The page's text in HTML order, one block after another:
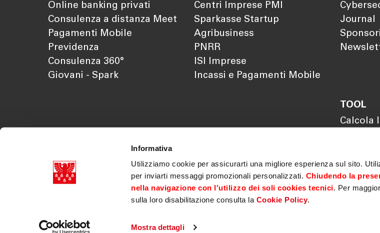
Informativa
Utilizziamo cookie per assicurarti una migliore esperienza sul sito.
per inviarti messaggi promozionali personalizzati. Chiudendo la
nella navigazione con l'utilizzo dei soli cookies tecnici. Per
sulla loro disabilitazione consulta la Cookie Policy.
Mostra dettagli
Online banking privati
Consulenza a distanza Meet
Pagamenti Mobile
Previdenza
Consulenza 360°
Giovani - Spark
Centri Imprese PMI
Sparkasse Startup
Agribusiness
PNRR
ISI Imprese
Incassi e Pagamenti Mobile
Journal
TOOL
Calcola
Cassa di Risparmio di Bolzano SpA p.iva 03179070218
Innovazioni normative
Accessibilità | Verifica Telematica Garanzie